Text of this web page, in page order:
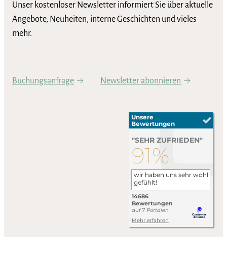
Unser kostenloser Newsletter informiert Sie über aktuelle
Angebote, Neuheiten, interne Geschichten und vieles
mehr.
Buchungsanfrage Newsletter abonnieren